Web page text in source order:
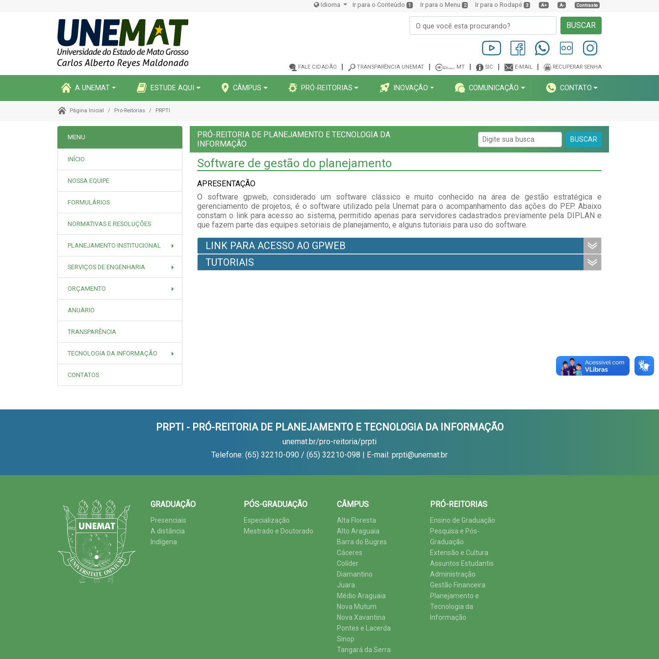
Idioma Ir para o Conteúdo 1 Ir para o Menu 2 Ir para o Rodapé 3 A+ A- Contraste
BUSCAR
FALE CIDADÃO TRANSPARÊNCIA UNEMAT MT SIC E-MAIL RECUPERAR SENHA
A UNEMAT ESTUDE AQUI CÂMPUS PRÓ-REITORIAS INOVAÇÃO COMUNICAÇÃO CONTATO
Página Inicial Pró-Reitorias PRPTI
MENU
INÍCIO
NOSSA EQUIPE
FORMULÁRIOS
NORMATIVAS E RESOLUÇÕES
PLANEJAMENTO INSTITUCIONAL
SERVIÇOS DE ENGENHARIA
ORÇAMENTO
ANUÁRIO
TRANSPARÊNCIA
TECNOLOGIA DA INFORMAÇÃO
CONTATOS
PRÓ-REITORIA DE PLANEJAMENTO E TECNOLOGIA DA
INFORMAÇÃO
BUSCAR
Software de gestão do planejamento
APRESENTAÇÃO
O software gpweb, considerado um software clássico e muito conhecido na área de gestão estratégica e
gerenciamento de projetos, é o software utilizado pela Unemat para o acompanhamento das ações do PEP. Abaixo
constam o link para acesso ao sistema, permitido apenas para servidores cadastrados previamente pela DIPLAN e
que fazem parte das equipes setoriais de planejamento, e alguns tutoriais para uso do software.
LINK PARA ACESSO AO GPWEB
TUTORIAIS
PRPTI - PRÓ-REITORIA DE PLANEJAMENTO E TECNOLOGIA DA INFORMAÇÃO
unemat.br/pro-reitoria/prpti
Telefone: (65) 32210-090 / (65) 32210-098 | E-mail: prpti@unemat.br
GRADUAÇÃO
Presenciais
A distância
Indígena
PÓS-GRADUAÇÃO
Especialização
Mestrado e Doutorado
CÂMPUS
Alta Floresta
Alto Araguaia
Barra do Bugres
Cáceres
Colíder
Diamantino
Juara
Médio Araguaia
Nova Mutum
Nova Xavantina
Pontes e Lacerda
Sinop
Tangará da Serra
PRÓ-REITORIAS
Ensino de Graduação
Pesquisa e Pós-
Graduação
Extensão e Cultura
Assuntos Estudantis
Administração
Gestão Financeira
Planejamento e
Tecnologia da
Informação